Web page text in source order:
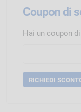
Coupon di
Hai un coupon